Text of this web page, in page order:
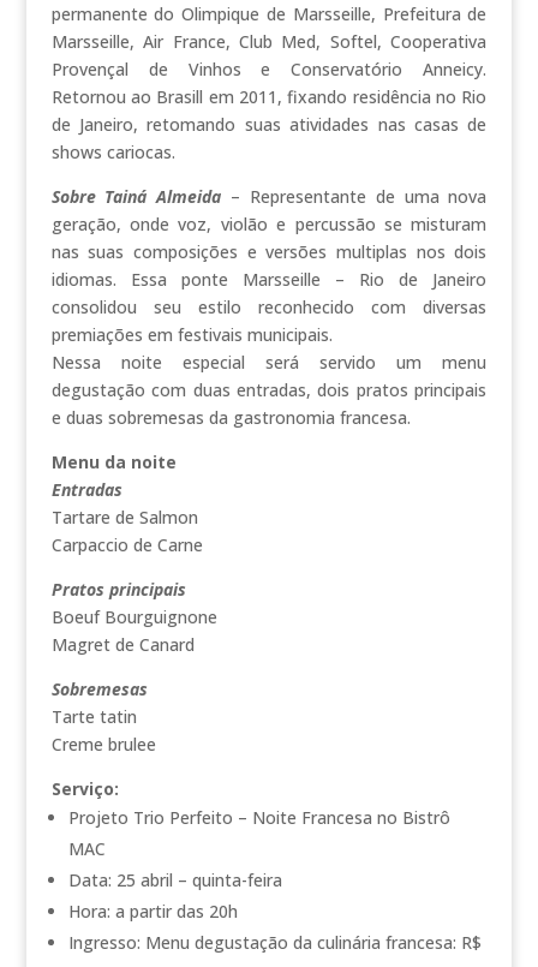
permanente do Olimpique de Marsseille, Prefeitura de
Marsseille, Air France, Club Med, Softel, Cooperativa
Provençal de Vinhos e Conservatório Anneicy.
Retornou ao Brasill em 2011, fixando residência no Rio
de Janeiro, retomando suas atividades nas casas de
shows cariocas.
Sobre Tainá Almeida – Representante de uma nova
geração, onde voz, violão e percussão se misturam
nas suas composições e versões multiplas nos dois
idiomas. Essa ponte Marsseille – Rio de Janeiro
consolidou seu estilo reconhecido com diversas
premiações em festivais municipais.
Nessa noite especial será servido um menu
degustação com duas entradas, dois pratos principais
e duas sobremesas da gastronomia francesa.
Menu da noite
Entradas
Tartare de Salmon
Carpaccio de Carne
Pratos principais
Boeuf Bourguignone
Magret de Canard
Sobremesas
Tarte tatin
Creme brulee
Serviço:
Projeto Trio Perfeito – Noite Francesa no Bistrô
MAC
Data: 25 abril – quinta-feira
Hora: a partir das 20h
Ingresso: Menu degustação da culinária francesa: R$